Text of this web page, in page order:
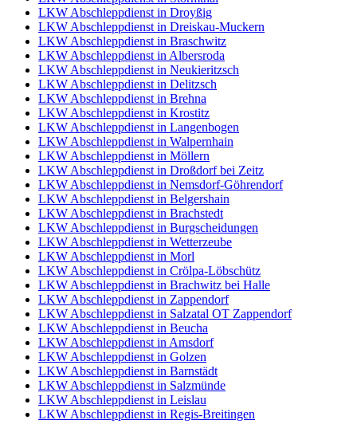
LKW Abschleppdienst in Droyßig
LKW Abschleppdienst in Dreiskau-Muckern
LKW Abschleppdienst in Braschwitz
LKW Abschleppdienst in Albersroda
LKW Abschleppdienst in Neukieritzsch
LKW Abschleppdienst in Delitzsch
LKW Abschleppdienst in Brehna
LKW Abschleppdienst in Krostitz
LKW Abschleppdienst in Langenbogen
LKW Abschleppdienst in Walpernhain
LKW Abschleppdienst in Möllern
LKW Abschleppdienst in Droßdorf bei Zeitz
LKW Abschleppdienst in Nemsdorf-Göhrendorf
LKW Abschleppdienst in Belgershain
LKW Abschleppdienst in Brachstedt
LKW Abschleppdienst in Burgscheidungen
LKW Abschleppdienst in Wetterzeube
LKW Abschleppdienst in Morl
LKW Abschleppdienst in Crölpa-Löbschütz
LKW Abschleppdienst in Brachwitz bei Halle
LKW Abschleppdienst in Zappendorf
LKW Abschleppdienst in Salzatal OT Zappendorf
LKW Abschleppdienst in Beucha
LKW Abschleppdienst in Amsdorf
LKW Abschleppdienst in Golzen
LKW Abschleppdienst in Barnstädt
LKW Abschleppdienst in Salzmünde
LKW Abschleppdienst in Leislau
LKW Abschleppdienst in Regis-Breitingen